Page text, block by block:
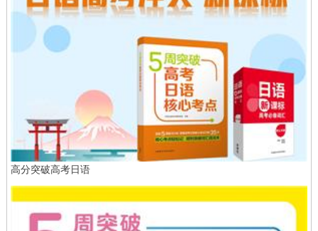
高分突破高考日语